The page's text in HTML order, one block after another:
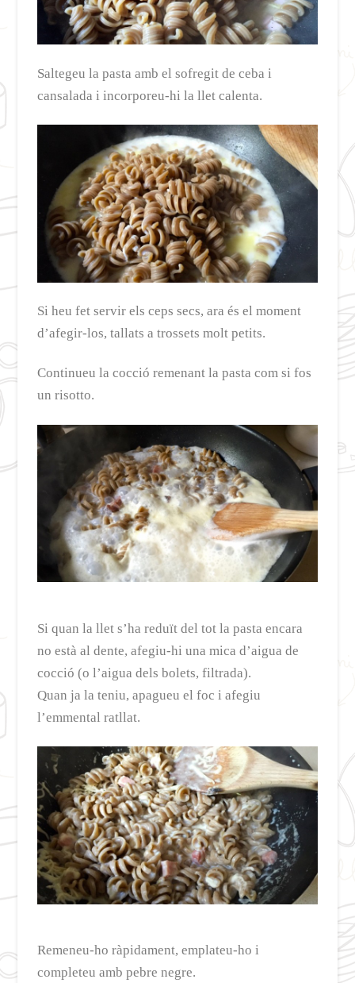
Saltegeu la pasta amb el sofregit de ceba i
cansalada i incorporeu-hi la llet calenta.
Si heu fet servir els ceps secs, ara és el moment
d’afegir-los, tallats a trossets molt petits.
Continueu la cocció remenant la pasta com si fos
un risotto.
Si quan la llet s’ha reduït del tot la pasta encara
no està al dente, afegiu-hi una mica d’aigua de
cocció (o l’aigua dels bolets, filtrada).
Quan ja la teniu, apagueu el foc i afegiu
l’emmental ratllat.
Remeneu-ho ràpidament, emplateu-ho i
completeu amb pebre negre.